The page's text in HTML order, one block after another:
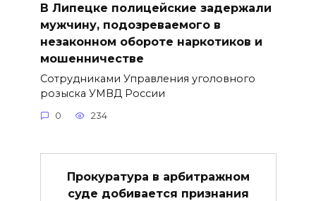
В Липецке полицейские задержали
мужчину, подозреваемого в
незаконном обороте наркотиков и
мошенничестве
Сотрудниками Управления уголовного
розыска УМВД России
0 234
Прокуратура в арбитражном
суде добивается признания